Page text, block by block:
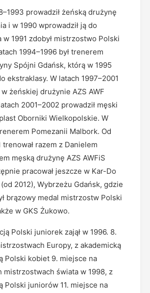
prowadził żeńską drużynę
i w 1990 wprowadził ją do
w 1991 zdobył mistrzostwo Polski
1994–1996 był trenerem
Spójni Gdańsk, którą w 1995
ekstraklasy. W latach 1997–2001
żeńskiej drużynie AZS AWF
2001–2002 prowadził męski
Oborniki Wielkopolskie. W
Pomezanii Malbork. Od
trenował razem z Danielem
męską drużynę AZS AWFiS
pracował jeszcze w Kar-Do
2012), Wybrzeżu Gdańsk, gdzie
brązowy medal mistrzostw Polski
w GKS Żukowo.
Polski juniorek zajął w 1996. 8.
Europy, z akademicką
Polski kobiet 9. miejsce na
mistrzostwach świata w 1998, z
Polski juniorów 11. miejsce na